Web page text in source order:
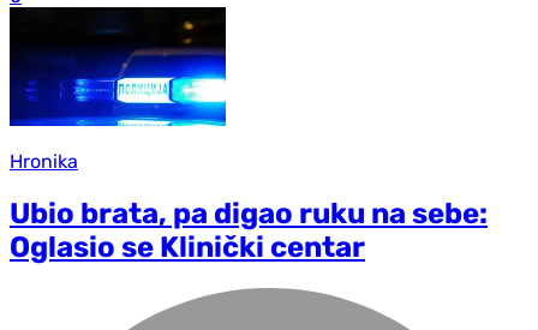
Hronika
Ubio brata, pa digao ruku na sebe:
Oglasio se Klinički centar